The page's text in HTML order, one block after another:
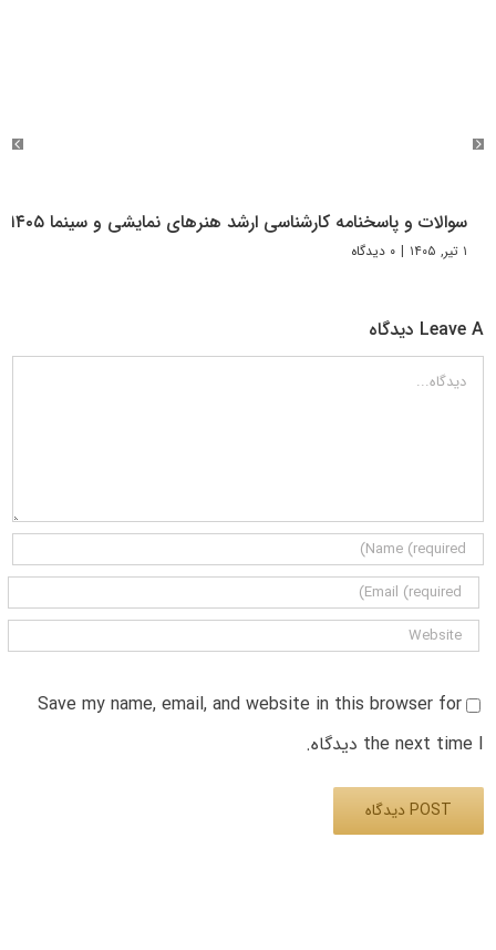
سوالات و پاسخنامه کارشناسی ارشد هنرهای نمایشی و سینما ۱۴۰۵
۱ تیر, ۱۴۰۵ | ۰ دیدگاه
Leave A دیدگاه
دیدگاه
Save my name, email, and website in this browser for
the next time I دیدگاه.